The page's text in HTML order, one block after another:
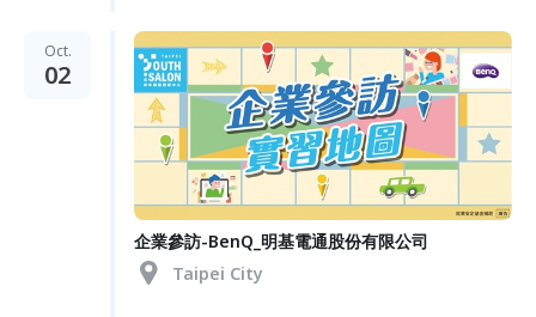
Oct.
02
企業參訪-BenQ_明基電通股份有限公司
Taipei City